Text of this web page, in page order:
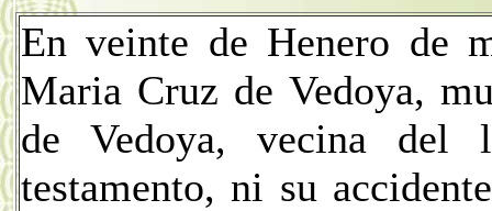
En veinte de Henero de
Maria Cruz de Vedoya,
de Vedoya, vecina del
testamento, ni su